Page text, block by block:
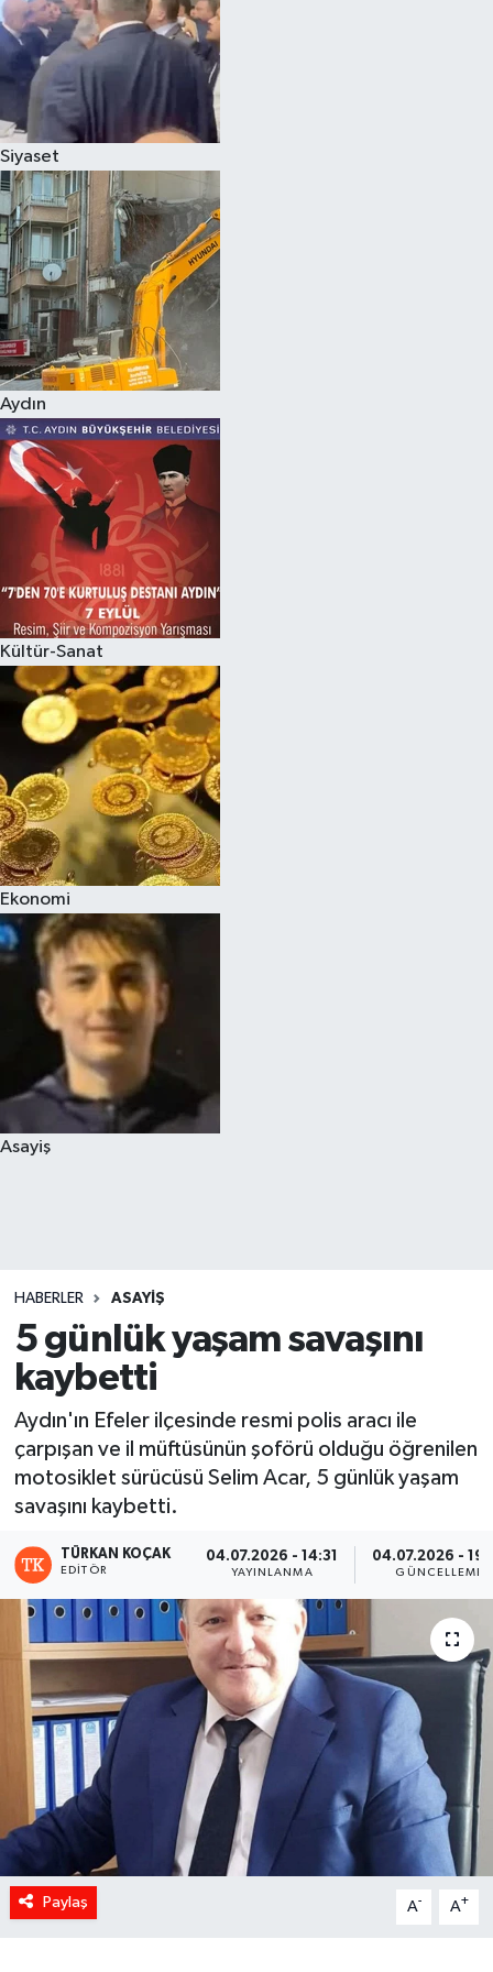
Siyaset
Aydın
Kültür-Sanat
Ekonomi
Asayiş
HABERLER ASAYIŞ
5 günlük yaşam savaşını
kaybetti
Aydın'ın Efeler ilçesinde resmi polis aracı ile
çarpışan ve il müftüsünün şoförü olduğu öğrenilen
motosiklet sürücüsü Selim Acar, 5 günlük yaşam
savaşını kaybetti.
TÜRKAN KOÇAK
EDITÖR
04.07.2026 - 14:31
YAYINLANMA
04.07.2026 -
GÜNCELLEME
Paylaş A- A+
Magazin